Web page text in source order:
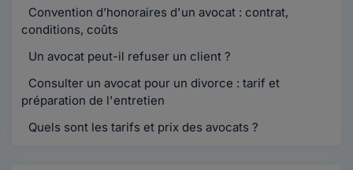
Convention d’honoraires d'un avocat : contrat,
conditions, coûts
Un avocat peut-il refuser un client ?
Consulter un avocat pour un divorce : tarif et
préparation de l'entretien
Quels sont les tarifs et prix des avocats ?